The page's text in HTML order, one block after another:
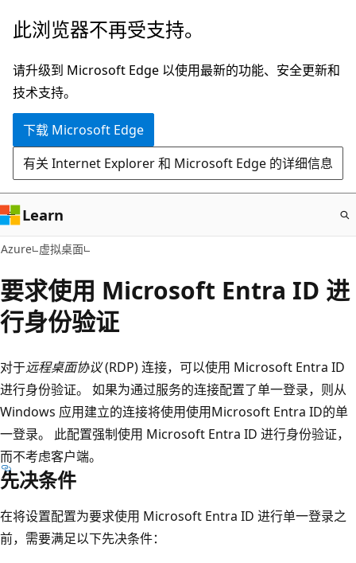
跳
主
要
内
此浏览器不再受支持。
请升级到 Microsoft Edge 以使用最新的功能、安全更新和
技术支持。
下载 Microsoft Edge
有关 Internet Explorer 和 Microsoft Edge 的详细信息
Learn
Azure 虚拟桌面
要求使用 Microsoft Entra ID 进
行身份验证
对于远程桌面协议(RDP) 连接，可以使用 Microsoft Entra ID
进行身份验证。 如果为通过服务的连接配置了单一登录，则从
Windows 应用建立的连接将使用使用Microsoft Entra ID的单
一登录。 此配置强制使用 Microsoft Entra ID 进行身份验证，
而不考虑客户端。
先决条件
在将设置配置为要求使用 Microsoft Entra ID 进行单一登录之
前，需要满足以下先决条件：